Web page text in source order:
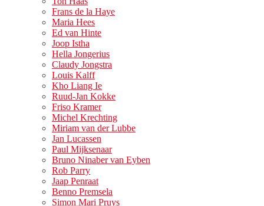
Frans de la Haye
Maria Hees
Ed van Hinte
Joop Istha
Hella Jongerius
Claudy Jongstra
Louis Kalff
Kho Liang Ie
Ruud-Jan Kokke
Friso Kramer
Michel Krechting
Miriam van der Lubbe
Jan Lucassen
Paul Mijksenaar
Bruno Ninaber van Eyben
Rob Parry
Jaap Penraat
Benno Premsela
Simon Mari Pruys